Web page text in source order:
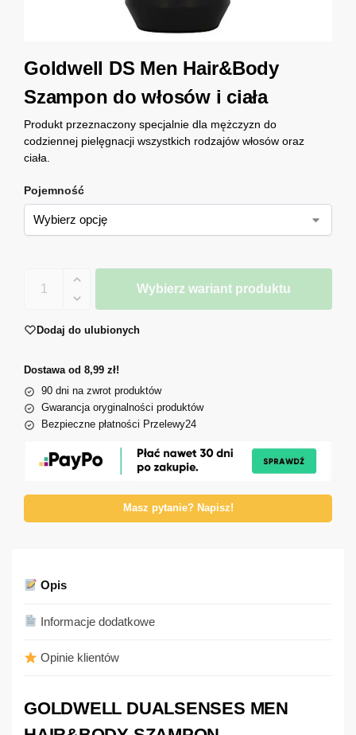
Goldwell DS Men Hair&Body
Szampon do włosów i ciała
Produkt przeznaczony specjalnie dla mężczyzn do
codziennej pielęgnacji wszystkich rodzajów włosów oraz
ciała.
Pojemność
Wybierz wariant produktu
Dodaj do ulubionych
Dostawa od 8,99 zł!
90 dni na zwrot produktów
Gwarancja oryginalności produktów
Bezpieczne płatności Przelewy24
Masz pytanie? Napisz!
Opis
Informacje dodatkowe
Opinie klientów
GOLDWELL DUALSENSES MEN